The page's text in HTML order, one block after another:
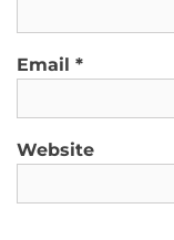
Email *
Website